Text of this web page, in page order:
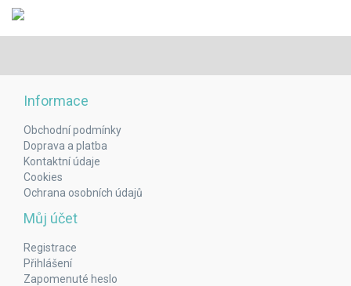
Informace
Obchodní podmínky
Doprava a platba
Kontaktní údaje
Cookies
Ochrana osobních údajů
Můj účet
Registrace
Přihlášení
Zapomenuté heslo